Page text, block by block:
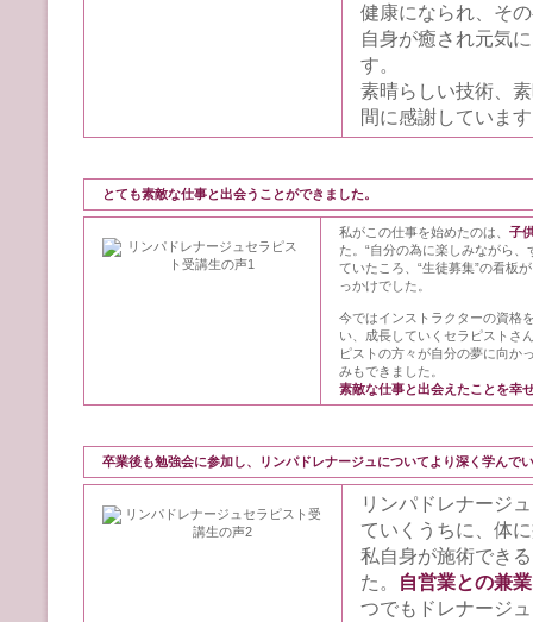
健康になられ、そ
自身が癒され元気
す。
素晴らしい技術、
間に感謝していま
とても素敵な仕事と出会うことができました。
私がこの仕事を始めたのは、 子
た。“自分の為に楽しみながら
ていたころ、“生徒募集”の看板
っかけでした。
今ではインストラクターの資格
い、成長していくセラピストさ
ピストの方々が自分の夢に向か
みもできました。
素敵な仕事と出会えたことを幸
卒業後も勉強会に参加し、リンパドレナージュについてより深く学んで
リンパドレナージ
ていくうちに、体
私自身が施術でき
た。
自営業との兼業
つでもドレナージ